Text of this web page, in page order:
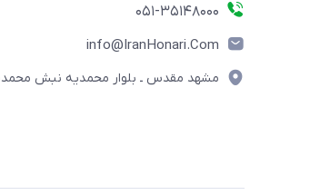
۰۵۱-۳۵۱۴۸۰۰۰
info@IranHonari.Com
مشهد مقدس ـ بلوار محمدیه نبش محمدیه